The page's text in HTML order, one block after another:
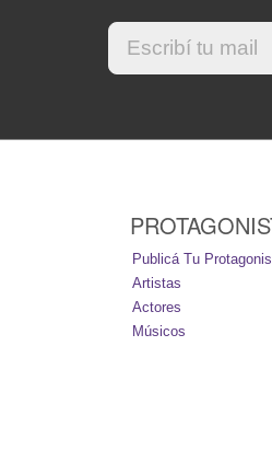
Publicá Tu
Artistas
Actores
Músicos